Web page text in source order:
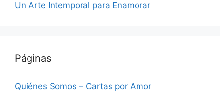
Un Arte Intemporal para Enamorar
Páginas
Quiénes Somos – Cartas por Amor